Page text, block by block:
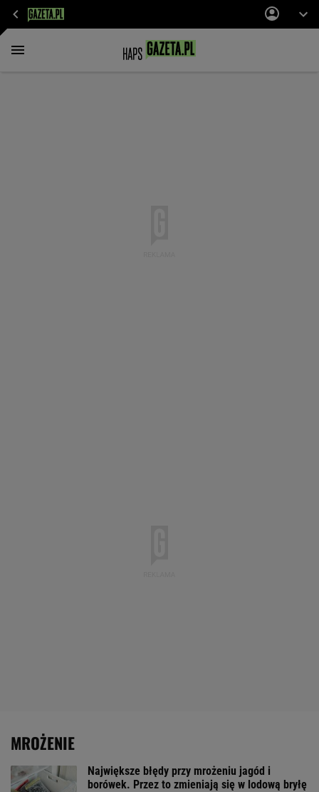
MROŻENIE
Największe błędy przy mrożeniu jagód i
borówek. Przez to zmieniają się w lodową bryłę